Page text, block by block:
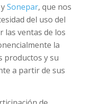
ySonepar, que nos
del uso del
las ventas de los
la
productos y su
a partir de sus